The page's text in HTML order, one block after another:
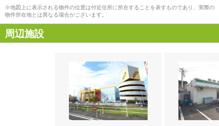
※地図上に表示される物件の位置は付近住所に所在することを表すものであり、実際の
物件所在地とは異なる場合がございます。
周辺施設